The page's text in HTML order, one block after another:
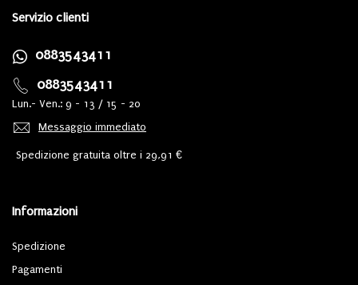
Servizio clienti
0883543411
0883543411
Lun.- Ven.: 9 - 13 / 15 - 20
Messaggio immediato
Spedizione gratuita oltre i 29,91 €
Informazioni
Spedizione
Pagamenti